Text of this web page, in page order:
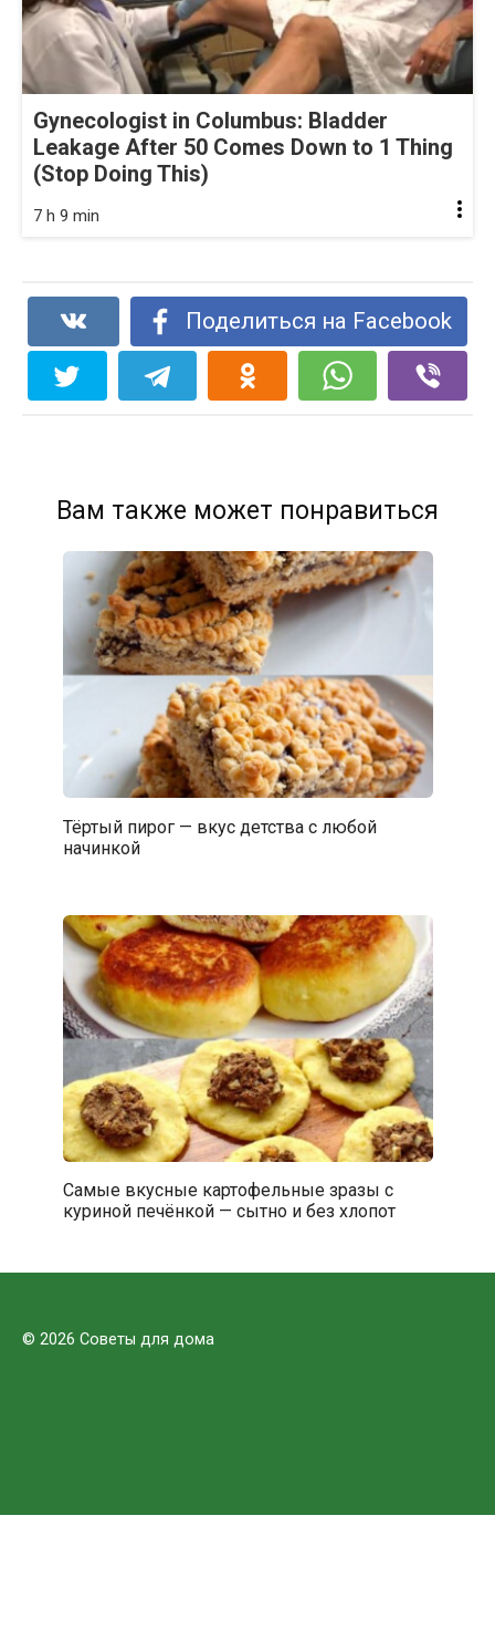
Gynecologist in Columbus: Bladder
Leakage After 50 Comes Down to 1 Thing
(Stop Doing This)
7 h 9 min
Поделиться на Facebook
Вам также может понравиться
Тёртый пирог — вкус детства с любой
начинкой
Самые вкусные картофельные зразы с
куриной печёнкой — сытно и без хлопот
© 2026 Советы для дома